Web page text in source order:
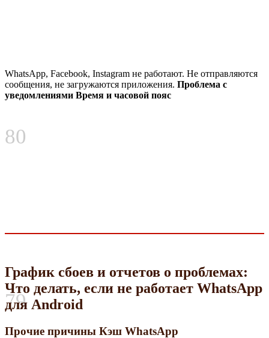
80
WhatsApp, Facebook, Instagram не работают. Не отправляются
сообщения, не загружаются приложения. Проблема с
уведомлениями Время и часовой пояс
79
График сбоев и отчетов о проблемах:
Что делать, если не работает WhatsApp
для Android
Прочие причины Кэш WhatsApp